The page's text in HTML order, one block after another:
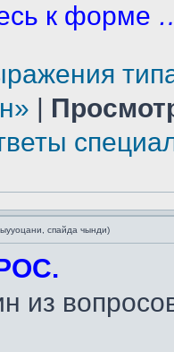
к форме
|
спайда чынди)
из